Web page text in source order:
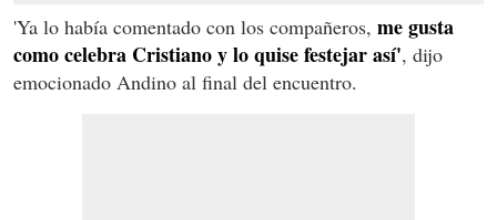
'Ya lo había comentado con los compañeros, me gusta
como celebra Cristiano y lo quise festejar así', dijo
emocionado Andino al final del encuentro.